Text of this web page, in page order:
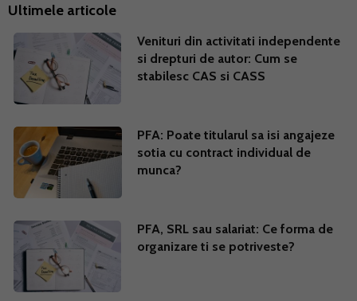
Ultimele articole
Venituri din activitati independente
si drepturi de autor: Cum se
stabilesc CAS si CASS
PFA: Poate titularul sa isi angajeze
sotia cu contract individual de
munca?
PFA, SRL sau salariat: Ce forma de
organizare ti se potriveste?